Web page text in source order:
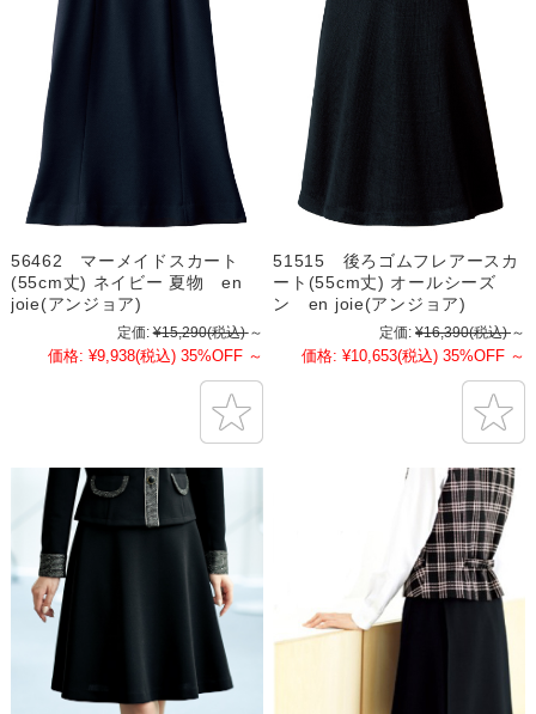
56462 マーメイドスカート
(55cm丈) ネイビー 夏物 en
joie(アンジョア)
定価: ¥15,290(税込) ～
価格: ¥9,938(税込) 35%OFF ～
51515 後ろゴムフレアースカ
ート(55cm丈) オールシーズ
ン en joie(アンジョア)
定価: ¥16,390(税込) ～
価格: ¥10,653(税込) 35%OFF ～